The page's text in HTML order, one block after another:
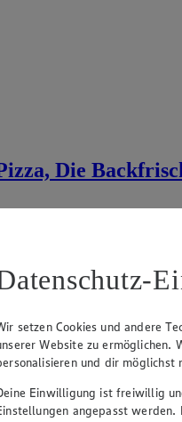
Die
setzen Cookies und andere
Website zu ermöglichen.
und dir
Einwilligung ist freiwillig
angepasst